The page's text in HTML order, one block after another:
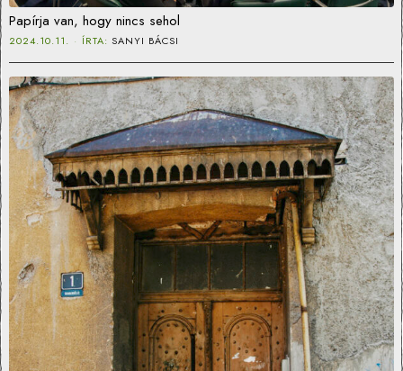
Papírja van, hogy nincs sehol
2024.10.11. ÍRTA: SANYI BÁCSI